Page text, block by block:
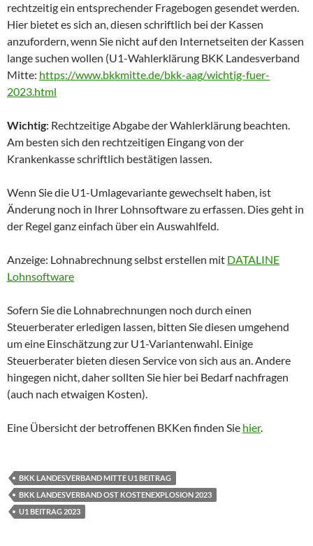
rechtzeitig ein entsprechender Fragebogen gesendet werden.
Hier bietet es sich an, diesen schriftlich bei der Kassen
anzufordern, wenn Sie nicht auf den Internetseiten der Kassen
lange suchen wollen (U1-Wahlerklärung BKK Landesverband
Mitte: https://www.bkkmitte.de/bkk-aag/wichtig-fuer-
2023.html
Wichtig: Rechtzeitige Abgabe der Wahlerklärung beachten.
Am besten sich den rechtzeitigen Eingang von der
Krankenkasse schriftlich bestätigen lassen.
Wenn Sie die U1-Umlagevariante gewechselt haben, ist
Änderung noch in Ihrer Lohnsoftware zu erfassen. Dies geht in
der Regel ganz einfach über ein Auswahlfeld.
Anzeige: Lohnabrechnung selbst erstellen mit DATALINE
Lohnsoftware
Sofern Sie die Lohnabrechnungen noch durch einen
Steuerberater erledigen lassen, bitten Sie diesen umgehend
um eine Einschätzung zur U1-Variantenwahl. Einige
Steuerberater bieten diesen Service von sich aus an. Andere
hingegen nicht, daher sollten Sie hier bei Bedarf nachfragen
(auch nach etwaigen Kosten).
Eine Übersicht der betroffenen BKKen finden Sie hier.
BKK LANDESVERBAND MITTE U1 BEITRAG
BKK LANDESVERBAND OST KOSTENEXPLOSION 2023
U1 BEITRAG 2023